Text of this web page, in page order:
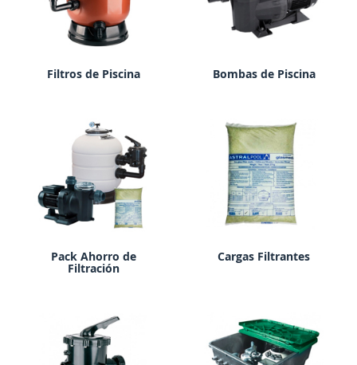
Filtros de Piscina Bombas de Piscina
Pack Ahorro de
Filtración
Cargas Filtrantes